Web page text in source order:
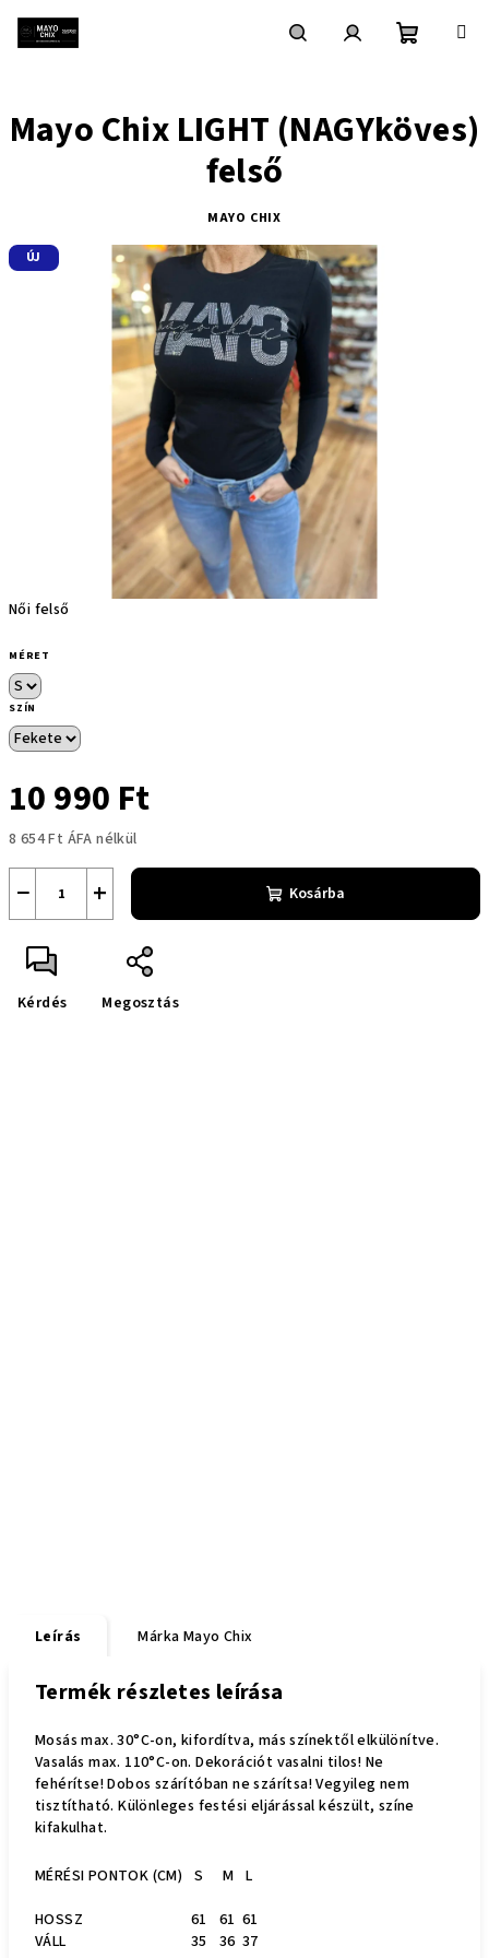
Női felső
MÉRET
SZÍN
10 990 Ft
8 654 Ft ÁFA nélkül
+
− Kosárba
Kérdés Megosztás
Mayo Chix LIGHT (NAGYköves)
felső
MAYO CHIX
ÚJ
Leírás Márka Mayo Chix
Termék részletes leírása
Mosás max. 30°C-on, kifordítva, más színektől elkülönítve.
Vasalás max. 110°C-on. Dekorációt vasalni tilos! Ne
fehérítse! Dobos szárítóban ne szárítsa! Vegyileg nem
tisztítható. Különleges festési eljárással készült, színe
kifakulhat.
MÉRÉSI PONTOK (CM) S M L
HOSSZ
61 61 61
VÁLL
35 36 37